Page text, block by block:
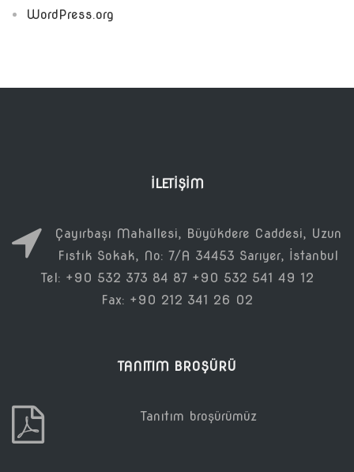
WordPress.org
İLETIŞIM
Çayırbaşı Mahallesi, Büyükdere Caddesi, Uzun
Fıstık Sokak, No: 7/A 34453 Sarıyer, İstanbul
Tel: +90 532 373 84 87 +90 532 541 49 12
Fax: +90 212 341 26 02
TANITIM BROŞÜRÜ
Tanıtım broşürümüz